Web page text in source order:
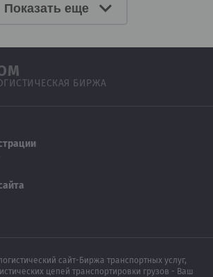
Показать еще
БИРЖА
сайт-Биржа транспортных услуг,
цепей транспортировки грузов - Ваш